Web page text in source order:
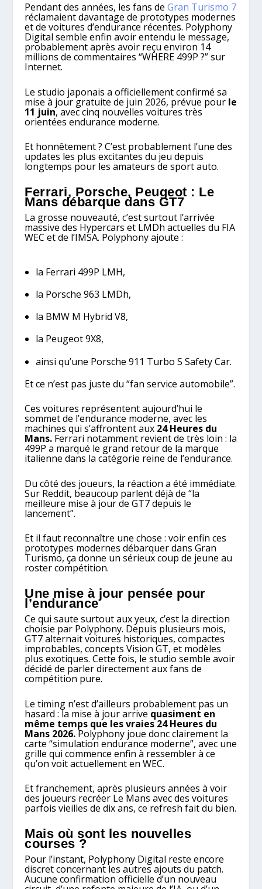
Pendant des années, les fans deGran Turismo 7
réclamaient davantage de prototypes modernes
et de voitures d’endurance récentes. Polyphony
Digital semble enfin avoir entendu le message,
probablement après avoir reçu environ 14
millions de commentaires “WHERE 499P ?” sur
Internet.
Le studio japonais a officiellement confirmé sa
mise à jour gratuite de juin 2026, prévue pour le
11 juin, avec cinq nouvelles voitures très
orientées endurance moderne.
Et honnêtement ? C’est probablement l’une des
updates les plus excitantes du jeu depuis
longtemps pour les amateurs de sport auto.
Ferrari, Porsche, Peugeot : Le
Mans débarque dans GT7
La grosse nouveauté, c’est surtout l’arrivée
massive des Hypercars et LMDh actuelles du FIA
WEC et de l’IMSA. Polyphony ajoute :
la Ferrari 499P LMH,
la Porsche 963 LMDh,
la BMW M Hybrid V8,
la Peugeot 9X8,
ainsi qu’une Porsche 911 Turbo S Safety Car.
Et ce n’est pas juste du “fan service automobile”.
Ces voitures représentent aujourd’hui le
sommet de l’endurance moderne, avec les
machines qui s’affrontent aux 24 Heures du
Mans. Ferrari notamment revient de très loin : la
499P a marqué le grand retour de la marque
italienne dans la catégorie reine de l’endurance.
Du côté des joueurs, la réaction a été immédiate.
Sur Reddit, beaucoup parlent déjà de “la
meilleure mise à jour de GT7 depuis le
lancement”.
Et il faut reconnaître une chose : voir enfin ces
prototypes modernes débarquer dans Gran
Turismo, ça donne un sérieux coup de jeune au
roster compétition.
Une mise à jour pensée pour
l’endurance
Ce qui saute surtout aux yeux, c’est la direction
choisie par Polyphony. Depuis plusieurs mois,
GT7 alternait voitures historiques, compactes
improbables, concepts Vision GT, et modèles
plus exotiques. Cette fois, le studio semble avoir
décidé de parler directement aux fans de
compétition pure.
Le timing n’est d’ailleurs probablement pas un
hasard : la mise à jour arrive quasiment en
même temps que les vraies 24 Heures du
Mans 2026.Polyphony joue donc clairement la
carte “simulation endurance moderne”, avec une
grille qui commence enfin à ressembler à ce
qu’on voit actuellement en WEC.
Et franchement, après plusieurs années à voir
des joueurs recréer Le Mans avec des voitures
parfois vieilles de dix ans, ce refresh fait du bien.
Mais où sont les nouvelles
courses ?
Pour l’instant, Polyphony Digital reste encore
discret concernant les autres ajouts du patch.
Aucune confirmation officielle d’un nouveau